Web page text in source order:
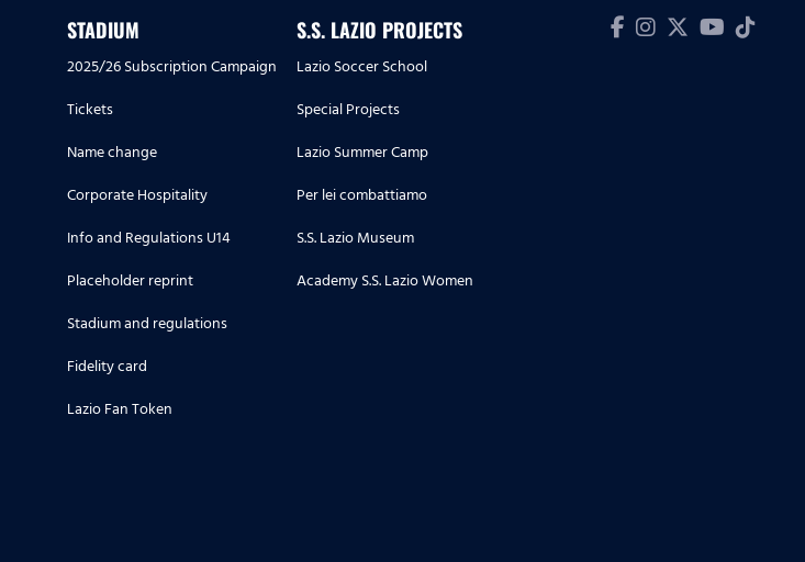
STADIUM
2025/26 Subscription Campaign
Tickets
Name change
Corporate Hospitality
Info and Regulations U14
Placeholder reprint
Stadium and regulations
Fidelity card
Lazio Fan Token
S.S. LAZIO PROJECTS
Lazio Soccer School
Special Projects
Lazio Summer Camp
Per lei combattiamo
S.S. Lazio Museum
Academy S.S. Lazio Women